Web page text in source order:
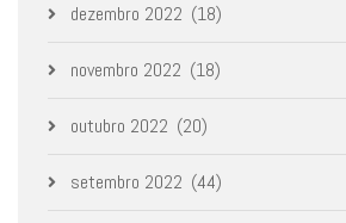
dezembro 2022 (18)
novembro 2022 (18)
outubro 2022 (20)
setembro 2022 (44)